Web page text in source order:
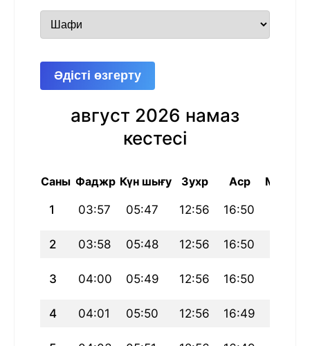
Әдісті өзгерту
август 2026 намаз
кестесі
Саны Фаджр Күн шығу Зухр Аср Магриб
1 03:57 05:47 12:56 16:50
2 03:58 05:48 12:56 16:50
3 04:00 05:49 12:56 16:50
4 04:01 05:50 12:56 16:49